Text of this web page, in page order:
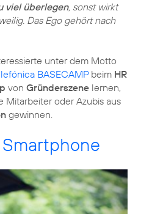
viel überlegen, sonst wirkt
Das Ego gehört nach
unter dem Motto
BASECAMPbeim HR
von Gründerszene lernen,
Mitarbeiter oder Azubis aus
gewinnen.